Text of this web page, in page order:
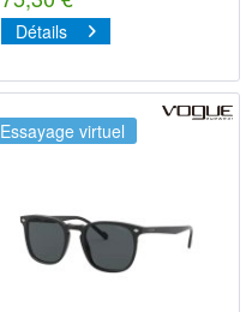
Détails
Essayage virtuel